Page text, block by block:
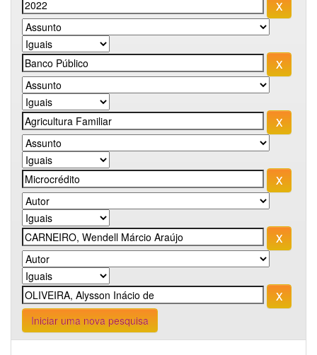
Iniciar uma nova pesquisa